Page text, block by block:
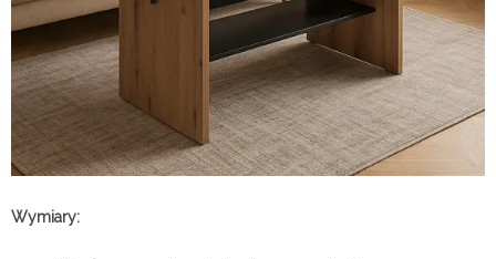
Wymiary: